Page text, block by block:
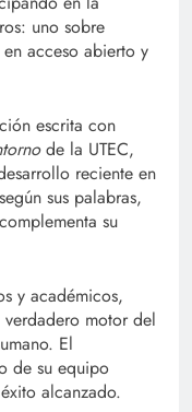
uno sobre
acceso abierto y
escrita con
de la UTEC,
reciente en
sus palabras,
su
y académicos,
motor del
El
de su equipo
alcanzado.